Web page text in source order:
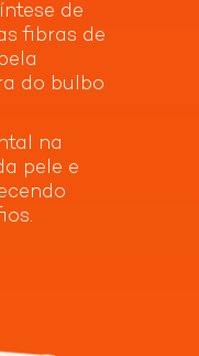
de
fibras de
do bulbo
na
pele e